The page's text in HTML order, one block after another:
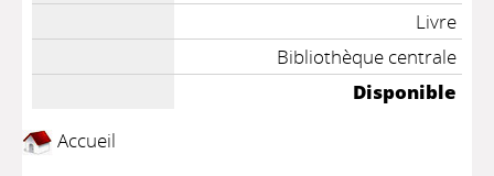
Livre
Bibliothèque centrale
Disponible
Accueil